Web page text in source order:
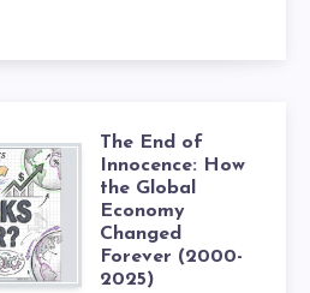
The End of
Innocence: How
the Global
Economy
Changed
Forever (2000-
2025)